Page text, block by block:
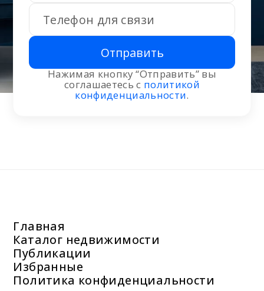
Отправить
Нажимая кнопку “Отправить” вы
соглашаетесь с политикой
конфиденциальности.
Главная
Каталог недвижимости
Публикации
Избранные
Политика конфиденциальности